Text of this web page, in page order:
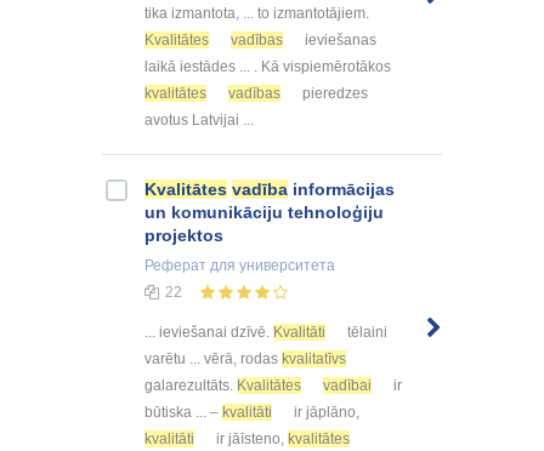
tika izmantota, ... to izmantotājiem.
Kvalitātes
vadības
ieviešanas
laikā iestādes ... . Kā vispiemērotākos
kvalitātes
vadības
pieredzes
avotus Latvijai ...
Kvalitātes vadība informācijas
un komunikāciju tehnoloģiju
projektos
Реферат для университета
22
... ieviešanai dzīvē. Kvalitāti
tēlaini
varētu ... vērā, rodas kvalitatīvs
galarezultāts. Kvalitātes vadībai
ir
būtiska ... – kvalitāti
ir jāplāno,
kvalitāti
ir jāīsteno, kvalitātes